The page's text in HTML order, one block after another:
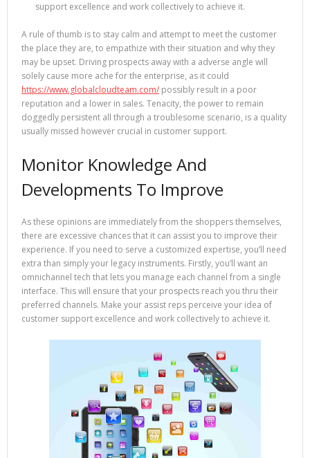
support excellence and work collectively to achieve it.
A rule of thumb is to stay calm and attempt to meet the customer
the place they are, to empathize with their situation and why they
may be upset. Driving prospects away with a adverse angle will
solely cause more ache for the enterprise, as it could
https://www.globalcloudteam.com/ possibly result in a poor
reputation and a lower in sales. Tenacity, the power to remain
doggedly persistent all through a troublesome scenario, is a quality
usually missed however crucial in customer support.
Monitor Knowledge And
Developments To Improve
As these opinions are immediately from the shoppers themselves,
there are excessive chances that it can assist you to improve their
experience. If you need to serve a customized expertise, you’ll need
extra than simply your legacy instruments. Firstly, you’ll want an
omnichannel tech that lets you manage each channel from a single
interface. This will ensure that your prospects reach you thru their
preferred channels. Make your assist reps perceive your idea of
customer support excellence and work collectively to achieve it.